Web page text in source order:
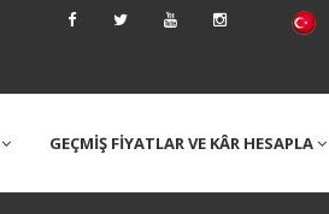
GEÇMİŞ FİYATLAR VE KÂR HESAPLA